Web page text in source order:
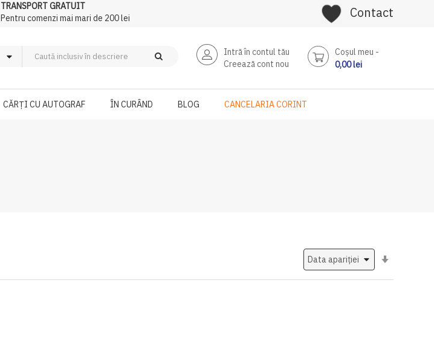
TRANSPORT GRATUIT
Pentru comenzi mai mari de 200 lei
Contact
Intră în contul tău
Creează cont nou
Coşul meu
0,00 lei
CĂRȚI CU AUTOGRAF ÎN CURÂND BLOG CANCELARIA CORINT